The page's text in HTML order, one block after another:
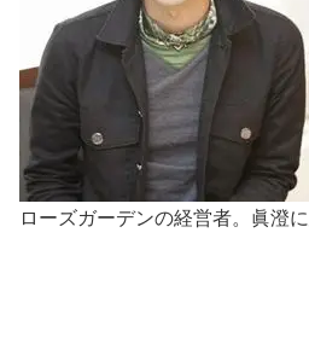
ローズガーデンの経営者。眞澄